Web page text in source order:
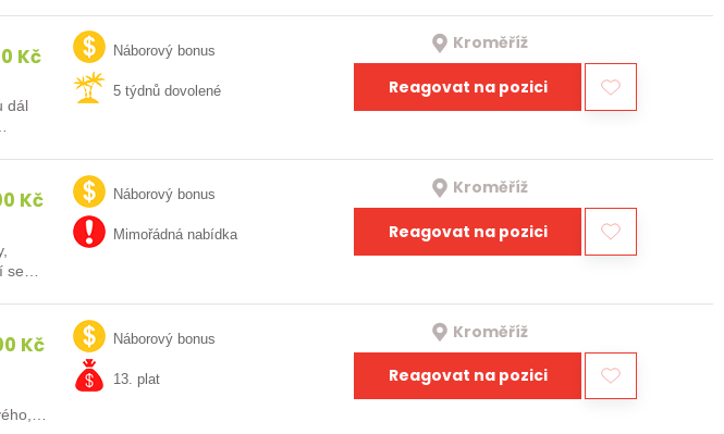
Kč
dál
Náborový bonus
5 týdnů dovolené
Kroměříž
Reagovat na pozici
Kč
se…
Náborový bonus
Mimořádná nabídka
Kroměříž
Reagovat na pozici
Kč Náborový bonus
13. plat
Kroměříž
Reagovat na pozici